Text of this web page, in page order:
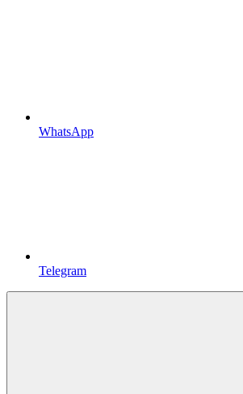
WhatsApp
Telegram